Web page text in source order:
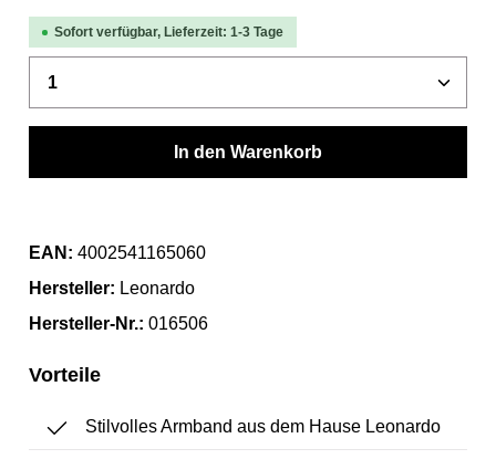
Sofort verfügbar, Lieferzeit: 1-3 Tage
Produkt Anzahl: Gib den gewünschten
In den Warenkorb
EAN: 4002541165060
Hersteller: Leonardo
Hersteller-Nr.: 016506
Vorteile
Stilvolles Armband aus dem Hause Leonardo